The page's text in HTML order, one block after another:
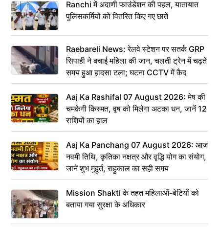
Ranchi में अदाणी फाउंडेशन की पहल, यातायात
पुलिसकर्मियों को वितरित किए गए छाते
Raebareli News: रेलवे स्टेशन पर सतर्क GRP
सिपाही ने बचाई महिला की जान, चलती ट्रेन में चढ़ते
समय हुआ हादसा टला; घटना CCTV में कैद
Aaj Ka Rashifal 07 August 2026: मेष की
चमकेगी किस्मत, वृष को मिलेगा अटका धन, जानें 12
राशियों का हाल
Aaj Ka Panchang 07 August 2026: आज
नवमी तिथि, कृतिका नक्षत्र और वृद्धि योग का संयोग,
जानें शुभ मुहूर्त, राहुकाल का सही समय
Mission Shakti के तहत महिलाओं-बेटियों को
बताया गया सुरक्षा के अधिकार